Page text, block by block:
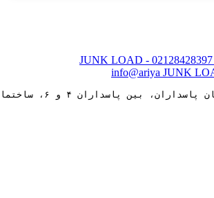
JUNK LOAD - 02128428397
info@ariya JUNK
بین پاسداران ۴ و ۶، ساختمان ۸۸